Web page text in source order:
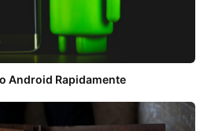
Android Rapidamente